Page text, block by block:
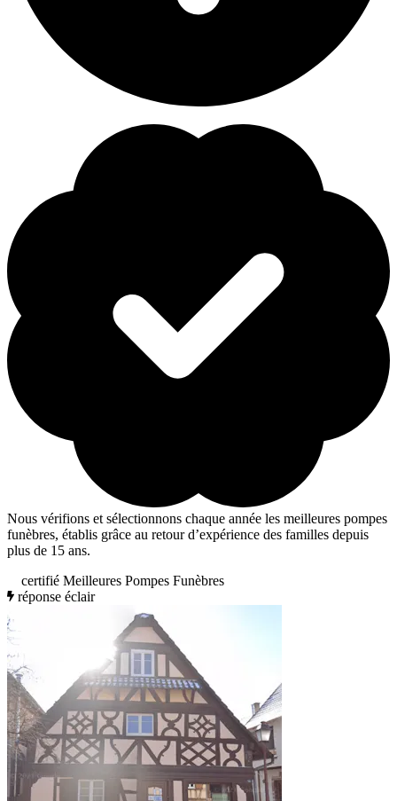
Nous vérifions et sélectionnons chaque année les meilleures pompes
funèbres, établis grâce au retour d’expérience des familles depuis
plus de 15 ans.
certifié Meilleures Pompes Funèbres
réponse éclair